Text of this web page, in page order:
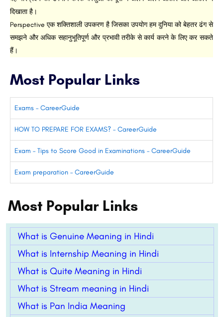
दिखाता है।
Perspective एक शक्तिशाली उपकरण है जिसका उपयोग हम दुनिया को बेहतर ढंग से
समझने और अधिक सहानुभूतिपूर्ण और प्रभावी तरीके से कार्य करने के लिए कर सकते
हैं।
Most Popular Links
Exams – CareerGuide
HOW TO PREPARE FOR EXAMS? – CareerGuide
Exam – Tips to Score Good in Examinations – CareerGuide
Exam preparation – CareerGuide
Most Popular Links
What is Genuine Meaning in Hindi
What is Internship Meaning in Hindi
What is Quite Meaning in Hindi
What is Stream meaning in Hindi
What is Pan India Meaning